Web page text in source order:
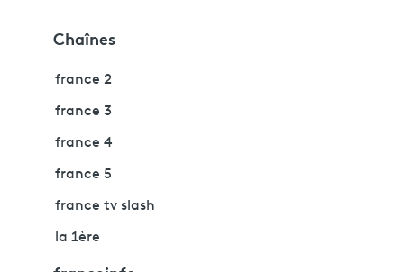
Chaînes
france 2
france 3
france 4
france 5
france tv slash
la 1ère